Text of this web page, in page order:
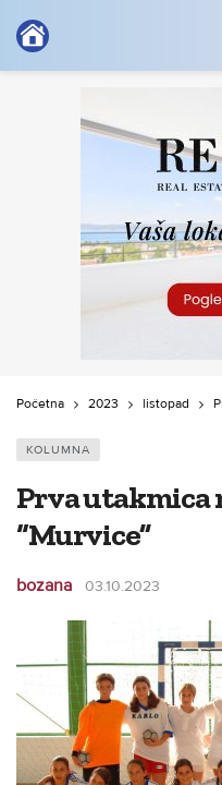
Početna 2023 listopad
KOLUMNA
Prva utakmica
“Murvice”
bozana 03.10.2023